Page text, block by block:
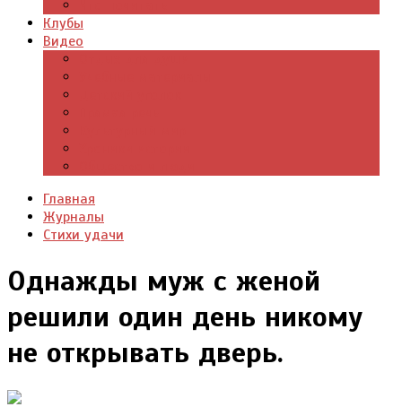
Клубы
Видео
Главная
Журналы
Стихи удачи
Однажды муж с женой
решили один день никому
не открывать дверь.